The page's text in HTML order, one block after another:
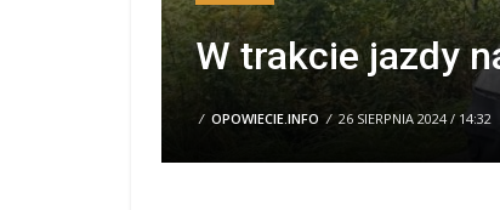
W trakcie jazdy
/ OPOWIECIE.INFO / 26 SIERPNIA 2024 / 14:32